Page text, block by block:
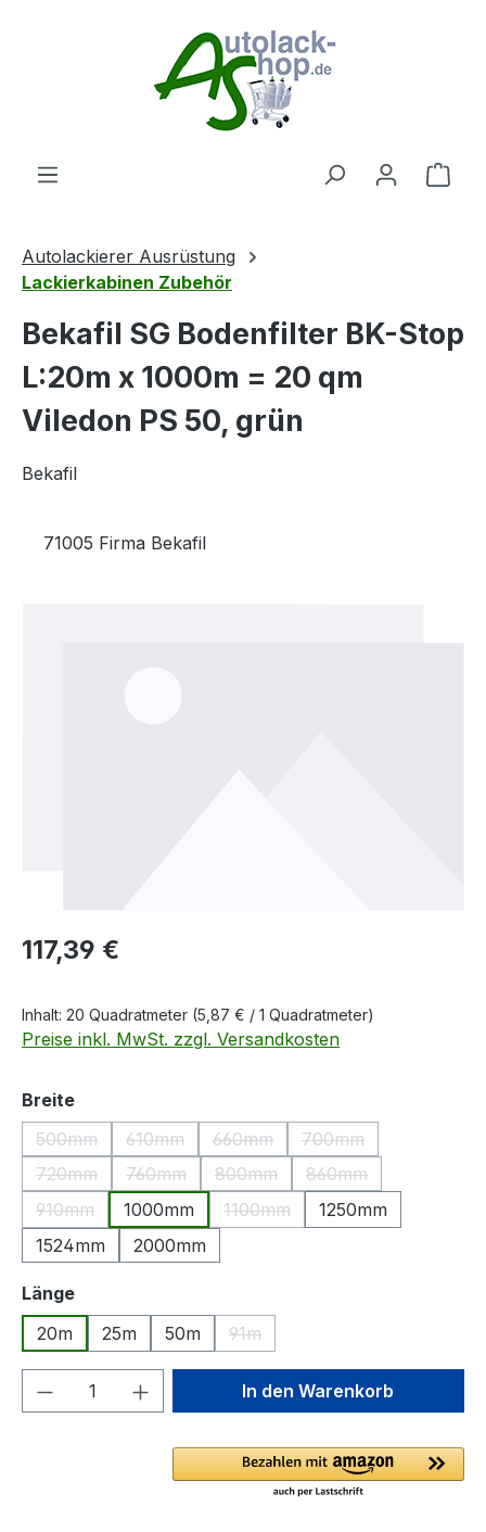
Autolackierer Ausrüstung
Lackierkabinen Zubehör
Bekafil SG Bodenfilter BK-Stop
L:20m x 1000m = 20 qm
Viledon PS 50, grün
Bekafil
71005 Firma Bekafil
Regulärer Preis:
117,39 €
Inhalt: 20 Quadratmeter (5,87 € / 1 Quadratmeter)
Preise inkl. MwSt. zzgl. Versandkosten
Breiteauswählen
500mm
(Diese Option ist zurzeit nicht verfügbar.)
610mm
(Diese Option ist zurzeit nicht verfügbar.)
660mm
(Diese Option ist zurzeit nicht
700mm
(Diese Option ist
720mm
(Diese Option ist zurzeit nicht verfügbar.)
760mm
(Diese Option ist zurzeit nicht verfügbar.)
800mm
(Diese Option ist zurzeit nicht
860mm
(Diese Option ist
910mm
(Diese Option ist zurzeit nicht verfügbar.)
1000mm 1100mm
(Diese Option ist zurzeit nicht
1250mm
1524mm
2000mm
Längeauswählen
20m
25m 50m 91m
(Diese Option ist zurzeit nicht
Produkt Anzahl: Gib denIn den Warenkorb